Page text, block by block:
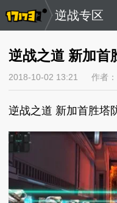
逆战专区
逆战之道 新加首
2018-10-02 13:21 作者
逆战之道 新加首胜塔